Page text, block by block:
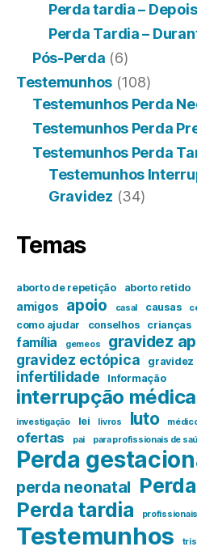
Perda tardia – Depois
Perda Tardia –
Pós-Perda (6)
Testemunhos (108)
Testemunhos Perda
Testemunhos Perda
Testemunhos Perda
Testemunhos
Gravidez (34)
Temas
aborto de repetição aborto retido
amigos apoio casal causas
como ajudar conselhos crianças
família gemeos gravidez
gravidez ectópica gravidez
infertilidade Informação
interrupção
investigação lei livros luto
ofertas pai para profissionais de
Perda
perda neonatal
Perda tardia
Testemunhos